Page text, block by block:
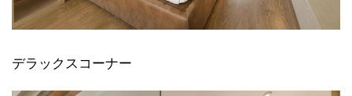
デラックスコーナー